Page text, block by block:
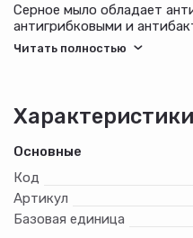
Серное мыло обладает
антигрибковыми и
хорошо удаляет масла,
Характеристики
Основные
Код
Артикул
Базовая единица